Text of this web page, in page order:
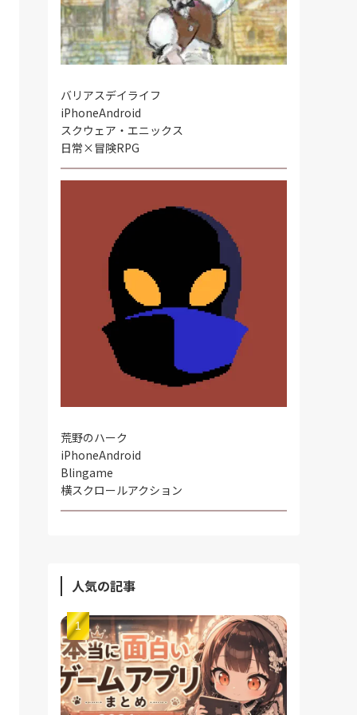
バリアスデイライフ
iPhoneAndroid
スクウェア・エニックス
日常×冒険RPG
荒野のハーク
iPhoneAndroid
Blingame
横スクロールアクション
人気の記事